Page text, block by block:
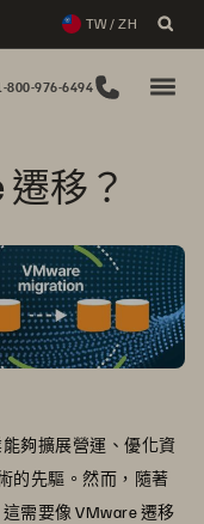
TW / ZH
800-976-6494
移？
夠擴展營運、優化資
的先驅。然而，隨著
需要像 VMware 遷移